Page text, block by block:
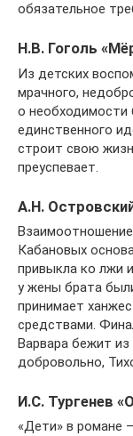
обязательное
Н.В. Гоголь
Из детских
мрачного,
о необходимости
единственного
строит свою
преуспевает.
А.Н.
Кабановых
привыкла ко лжи
у жены брата
принимает
средствами.
Варвара бежит
добровольно,
И.С. Тургенев
«Дети» в романе